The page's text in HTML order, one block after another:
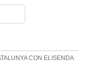
CON ELISENDA